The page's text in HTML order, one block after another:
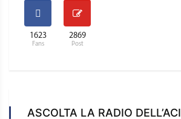
1623
Fans
2869
Post
ASCOLTA LA RADIO DELL’ACI